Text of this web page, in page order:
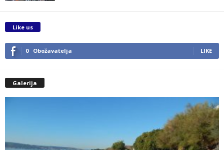
Like us
0 Obožavatelja LIKE
Galerija